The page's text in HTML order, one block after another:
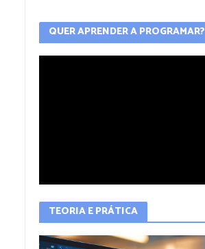
QUER APRENDER A PROGRAMAR?
TEORIA E PRÁTICA